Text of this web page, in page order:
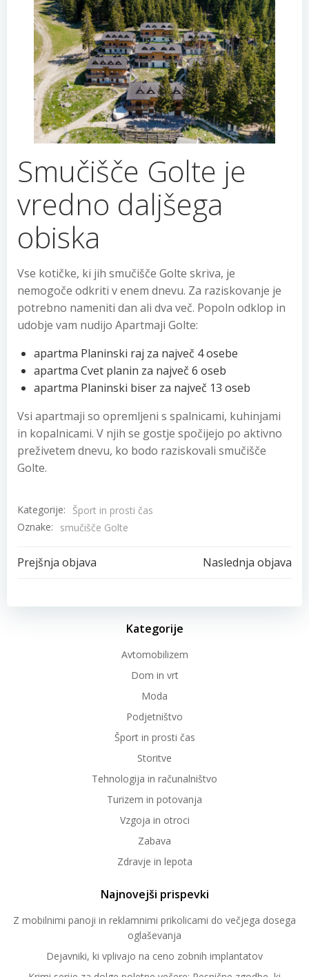
Smučišče Golte je
vredno daljšega
obiska
Vse kotičke, ki jih smučišče Golte skriva, je
nemogoče odkriti v enem dnevu. Za raziskovanje je
potrebno nameniti dan ali dva več. Popoln odklop in
udobje vam nudijo Apartmaji Golte:
apartma Planinski raj za največ 4 osebe
apartma Cvet planin za največ 6 oseb
apartma Planinski biser za največ 13 oseb
Vsi apartmaji so opremljeni s spalnicami, kuhinjami
in kopalnicami. V njih se gostje spočijejo po aktivno
preživetem dnevu, ko bodo raziskovali smučišče
Golte.
Kategorije:
Šport in prosti čas
Oznake:
smučišče Golte
Post
navigation
Prejšnja objava
Post
navigation
Naslednja objava
Kategorije
Avtomobilizem
Dom in vrt
Moda
Podjetništvo
Šport in prosti čas
Storitve
Tehnologija in računalništvo
Turizem in potovanja
Vzgoja in otroci
Zabava
Zdravje in lepota
Najnovejši prispevki
Z mobilnimi panoji in reklamnimi prikolicami do večjega dosega
oglaševanja
Dejavniki, ki vplivajo na ceno zobnih implantatov